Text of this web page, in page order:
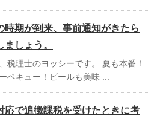
時期が到来、事前通知がきたら
ましょう。
税理士のヨッシーです。 夏も本番！
ベキュー！ビールも美味 ...
応で追徴課税を受けたときに考